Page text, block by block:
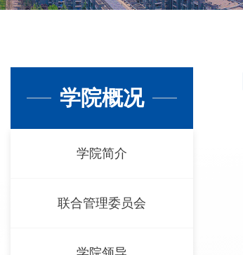
学院概况
学院简介
联合管理委员会